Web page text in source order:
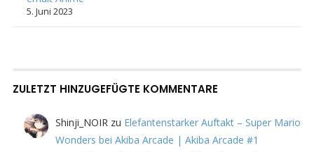
5. Juni 2023
ZULETZT HINZUGEFÜGTE KOMMENTARE
Shinji_NOIR zu Elefantenstarker Auftakt – Super Mario
Wonders bei Akiba Arcade | Akiba Arcade #1